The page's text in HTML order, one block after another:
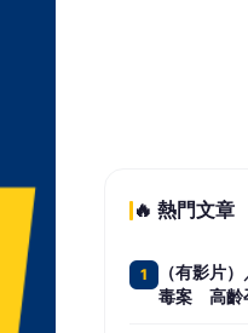
🔥 熱門文章
1
（有影片
毒案 高齡